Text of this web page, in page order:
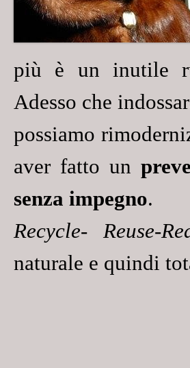
più è un inutile
Adesso che
possiamo
aver fatto un
senza impegno.
Recycle- Reuse-
naturale e quindi